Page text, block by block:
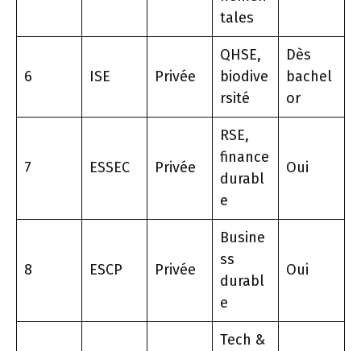
tales
6 ISE Privée
QHSE,
biodive
rsité
Dès
bachel
or
7 ESSEC Privée
RSE,
finance
durabl
e
Oui
8 ESCP Privée
Busine
ss
durabl
e
Oui
Tech &